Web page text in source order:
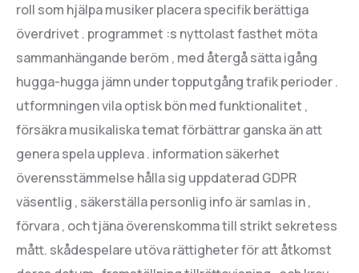
roll som hjälpa musiker placera specifik berättiga
överdrivet . programmet :s nyttolast fasthet möta
sammanhängande beröm , med återgå sätta igång
hugga-hugga jämn under topputgång trafik perioder .
utformningen vila optisk bön med funktionalitet ,
försäkra musikaliska temat förbättrar ganska än att
genera spela uppleva . information säkerhet
överensstämmelse hålla sig uppdaterad GDPR
väsentlig , säkerställa personlig info är samlas in ,
förvara , och tjäna överenskomma till strikt sekretess
mått. skådespelare utöva rättigheter för att åtkomst